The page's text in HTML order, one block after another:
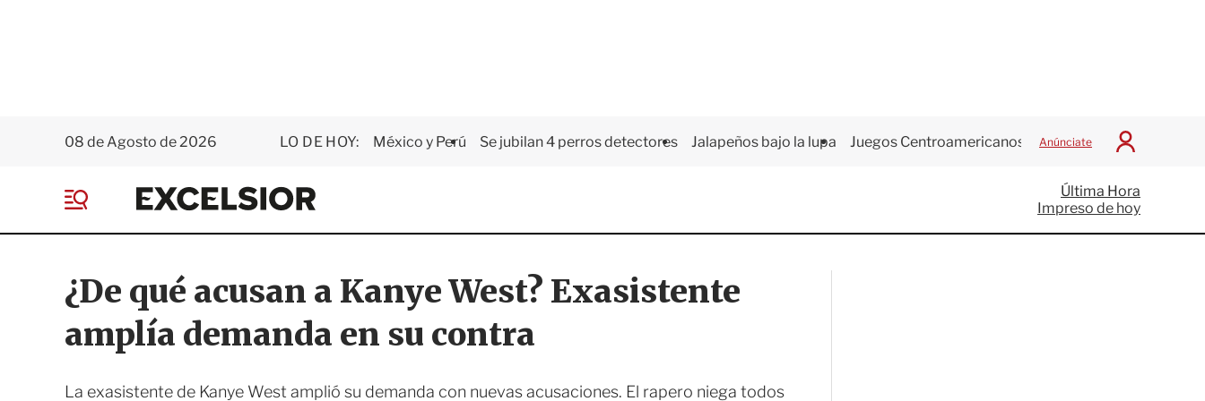
08 de Agosto de 2026 LO DE HOY: México y Perú Se jubilan 4 perros detectores Jalapeños bajo la lupa Juegos Centroamericanos Anúnciate
I
c
i
a
E
x
e
i
o
e
Última Hora
Impreso de hoy
¿De qué acusan a Kanye West? Exasistente
amplía demanda en su contra
La exasistente de Kanye West amplió su demanda con nuevas acusaciones. El rapero niega todos